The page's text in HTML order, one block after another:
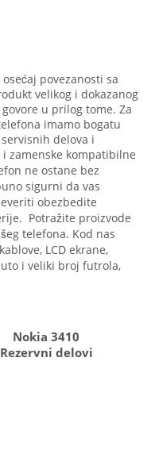
povezanosti sa
velikog i dokazanog
u prilog tome. Za
imamo bogatu
delova i
zamenske kompatibilne
ne ostane bez
sigurni da vas
obezbedite
Potražite proizvode
telefona. Kod nas
LCD ekrane,
i veliki broj futrola,
Nokia 3410
Rezervni delovi